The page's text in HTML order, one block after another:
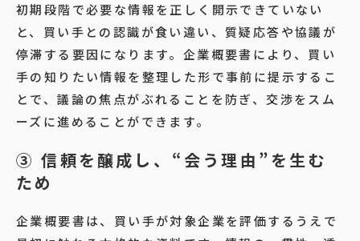
初期段階で必要な情報を正しく開示できていない
と、買い手との認識が食い違い、質疑応答や協議が
停滞する要因になります。企業概要書により、買い
手の知りたい情報を整理した形で事前に提示するこ
とで、議論の焦点がぶれることを防ぎ、交渉をスム
ーズに進めることができます。
③ 信頼を醸成し、“会う理由”を生む
ため
企業概要書は、買い手が対象企業を評価するうえで